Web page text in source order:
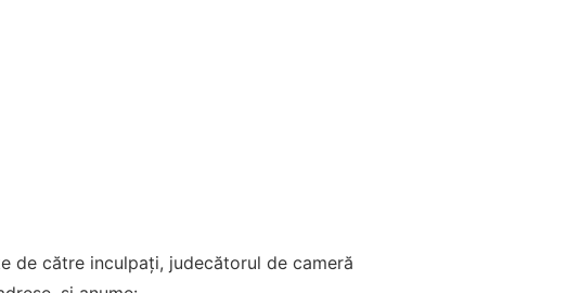
de către inculpaţi, judecătorul de cameră